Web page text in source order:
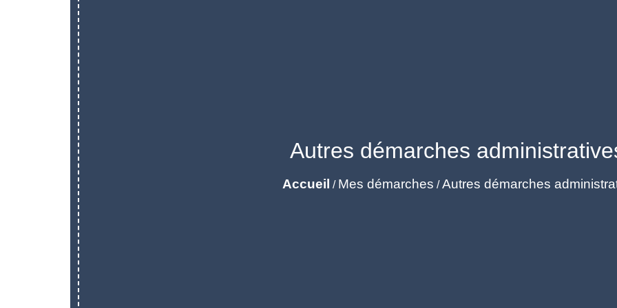
Autres démarches
Accueil / Mes démarches /Autres démarches